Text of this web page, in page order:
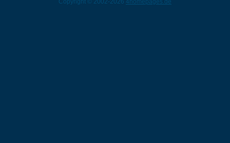
Copyright © 2002-2026 4homepages.de